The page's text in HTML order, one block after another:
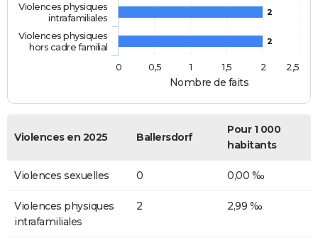
Nombre de faits
2
2
Violences physiques
intrafamiliales
Violences physiques
hors cadre familial
0
0,5 1 1,5 2 2,5
Violences en 2025 Ballersdorf
Pour 1 000
habitants
Violences sexuelles 0 0,00 ‰
Violences physiques
intrafamiliales
2 2,99 ‰